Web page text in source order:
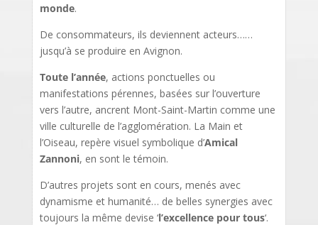
monde.
De consommateurs, ils deviennent acteurs……
jusqu’à se produire en Avignon.
Toute l’année, actions ponctuelles ou
manifestations pérennes, basées sur l’ouverture
vers l’autre, ancrent Mont-Saint-Martin comme une
ville culturelle de l’agglomération. La Main et
l’Oiseau, repère visuel symbolique d’Amical
Zannoni, en sont le témoin.
D’autres projets sont en cours, menés avec
dynamisme et humanité… de belles synergies avec
toujours la même devise ‘l’excellence pour tous‘.